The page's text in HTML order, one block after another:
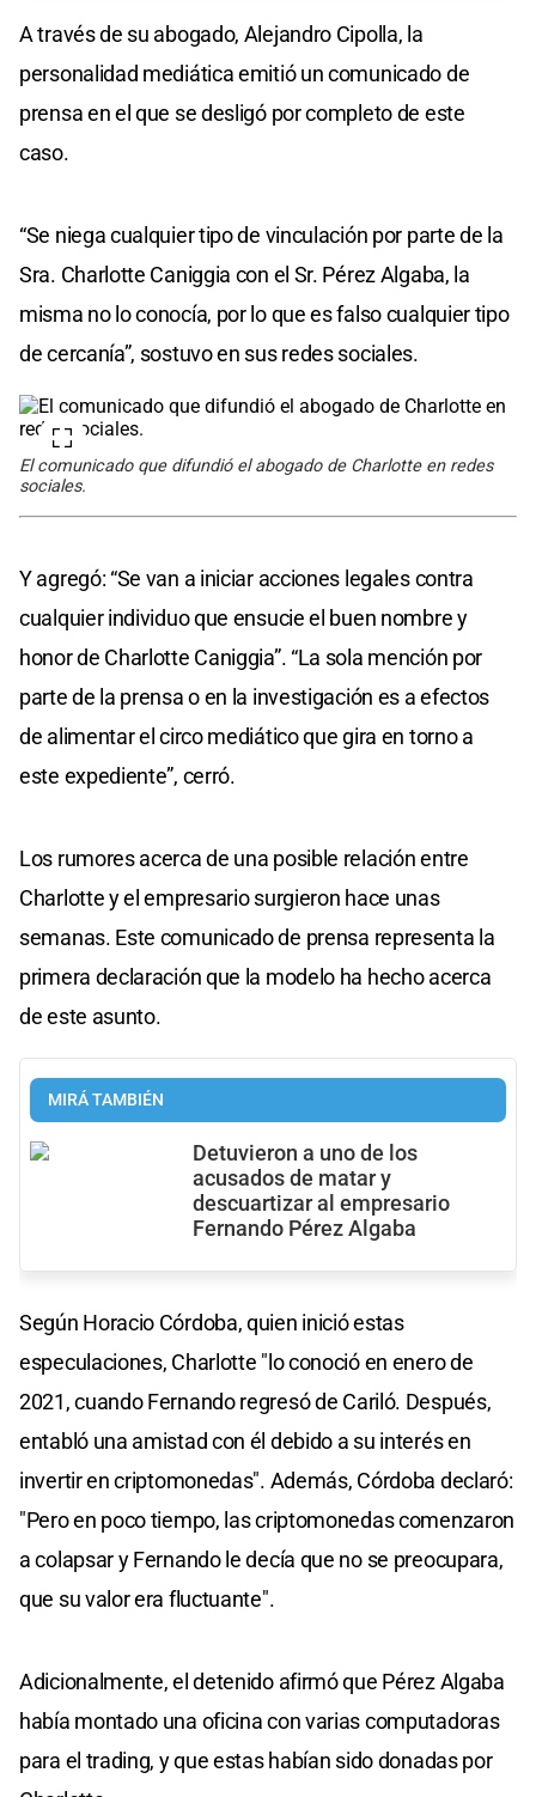
A través de su abogado, Alejandro Cipolla, la
personalidad mediática emitió un comunicado de
prensa en el que se desligó por completo de este
caso.
“Se niega cualquier tipo de vinculación por parte de la
Sra. Charlotte Caniggia con el Sr. Pérez Algaba, la
misma no lo conocía, por lo que es falso cualquier tipo
de cercanía”, sostuvo en sus redes sociales.
El comunicado que difundió el abogado de Charlotte en redes
sociales.
Y agregó: “Se van a iniciar acciones legales contra
cualquier individuo que ensucie el buen nombre y
honor de Charlotte Caniggia”. “La sola mención por
parte de la prensa o en la investigación es a efectos
de alimentar el circo mediático que gira en torno a
este expediente”, cerró.
Los rumores acerca de una posible relación entre
Charlotte y el empresario surgieron hace unas
semanas. Este comunicado de prensa representa la
primera declaración que la modelo ha hecho acerca
de este asunto.
MIRÁ TAMBIÉN
Detuvieron a uno de los
acusados de matar y
descuartizar al empresario
Fernando Pérez Algaba
Según Horacio Córdoba, quien inició estas
especulaciones, Charlotte "lo conoció en enero de
2021, cuando Fernando regresó de Cariló. Después,
entabló una amistad con él debido a su interés en
invertir en criptomonedas". Además, Córdoba declaró:
"Pero en poco tiempo, las criptomonedas comenzaron
a colapsar y Fernando le decía que no se preocupara,
que su valor era fluctuante".
Adicionalmente, el detenido afirmó que Pérez Algaba
había montado una oficina con varias computadoras
para el trading, y que estas habían sido donadas por